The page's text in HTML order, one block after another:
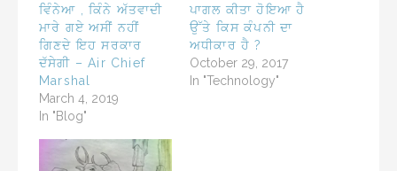
ਵਿੰਨੇਆ , ਕਿੰਨੇ ਅੱਤਵਾਦੀ
ਮਾਰੇ ਗਏ ਅਸੀਂ ਨਹੀਂ
ਗਿਣਦੇ ਇਹ ਸਰਕਾਰ
ਦੱਸੇਗੀ – Air Chief
Marshal
March 4, 2019
In "Blog"
ਪਾਗਲ ਕੀਤਾ ਹੋਇਆ ਹੈ
ਉੱਤੇ ਕਿਸ ਕੰਪਨੀ ਦਾ
ਅਧੀਕਾਰ ਹੈ ?
October 29, 2017
In "Technology"